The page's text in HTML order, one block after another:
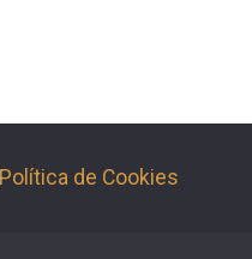
Política de Cookies